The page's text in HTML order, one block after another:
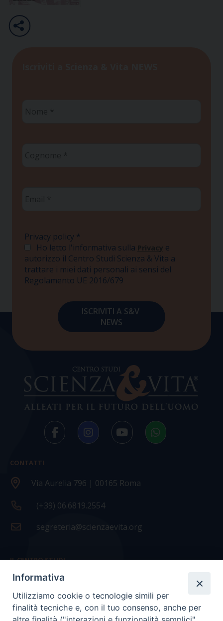
Privacy policy *
Ho letto l'informativa sulla Privacy e
autorizzo il Centro Studi Scienza & Vita a
trattare i miei dati personali ai sensi del
Regolamento UE 2016/679
CONTATTI
Via Aurelia 796 | 00165 Roma
(+39) 06.6819.2554
segreteria@scienzaevita.org
IL CENTRO STUDI
La nostra storia
Statuto
Presidenza e ufficio presidenza
Informativa
Utilizziamo cookie o tecnologie simili per
finalità tecniche e, con il tuo consenso, anche per